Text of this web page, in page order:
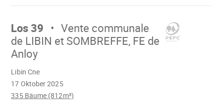
Mach
Los 39
Vente communale
de LIBIN et SOMBREFFE, FE de
Anloy
17 Oktober 2025
Libin Cne
335 Bäume (812m³)